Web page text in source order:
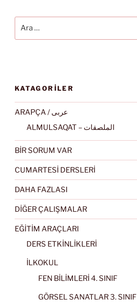
KATAGORİLER
ARAPÇA / عربى
ALMULSAQAT – الملصقات
BİR SORUM VAR
CUMARTESİ DERSLERİ
DAHA FAZLASI
DİĞER ÇALIŞMALAR
EĞİTİM ARAÇLARI
DERS ETKİNLİKLERİ
İLKOKUL
FEN BİLİMLERİ 4. SINIF
GÖRSEL SANATLAR 3. SINIF